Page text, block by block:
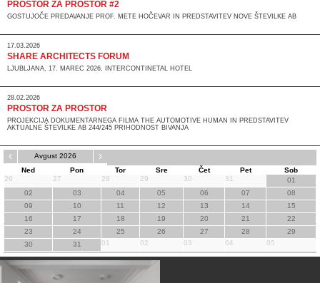
PROSTOR ZA PROSTOR #2
GOSTUJOČE PREDAVANJE PROF. METE HOČEVAR IN PREDSTAVITEV NOVE ŠTEVILKE AB
17.03.2026
SHARE ARCHITECTS FORUM
LJUBLJANA, 17. MAREC 2026, INTERCONTINETAL HOTEL
28.02.2026
PROSTOR ZA PROSTOR
PROJEKCIJA DOKUMENTARNEGA FILMA THE AUTOMOTIVE HUMAN IN PREDSTAVITEV
AKTUALNE ŠTEVILKE AB 244/245 PRIHODNOST BIVANJA
‹ Avgust 2026 ›
Ned Pon Tor Sre Čet Pet
Sob
26
27 28 29 30 31
01
02
03 04 05 06 07
08
09
10 11 12 13 14
15
16
17 18 19 20 21
22
23
24 25 26 27 28
29
30
31 01 02 03 04 05